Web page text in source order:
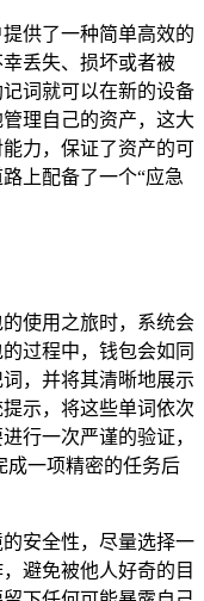
供了一种简单高效的
丢失、损坏或者被
词就可以在新的设备
理自己的资产，这大
力，保证了资产的可
上配备了一个“应急
使用之旅时，系统会
过程中，钱包会如同
，并将其清晰地展示
示，将这些单词依次
行一次严谨的验证，
成一项精密的任务后
安全性，尽量选择一
避免被他人好奇的目